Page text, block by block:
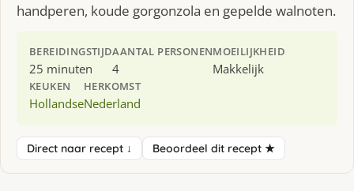
handperen, koude gorgonzola en gepelde walnoten.
BEREIDINGSTIJD
25 minuten
AANTAL PERSONEN
4
MOEILIJKHEID
Makkelijk
KEUKEN
Hollandse
HERKOMST
Nederland
Direct naar recept ↓ Beoordeel dit recept ★